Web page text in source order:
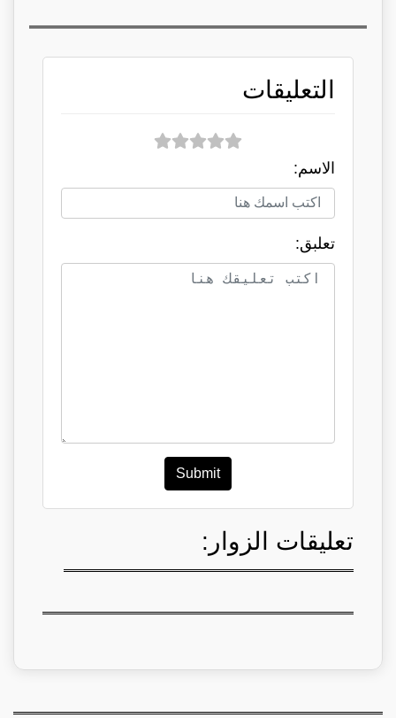
التعليقات
الاسم:
تعلبق:
Submit
تعليقات الزوار: